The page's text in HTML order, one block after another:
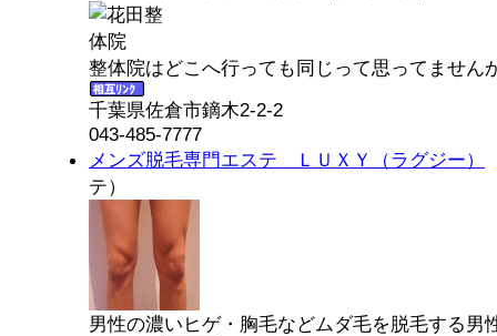
整体院はどこへ行っても同じって思ってませ
千葉県佐倉市鏑木2-2-2
043-485-7777
メンズ脱毛専門エステ ＬＵＸＹ（ラグジー）
テ）
男性の濃いヒゲ・胸毛などムダ毛を脱毛する男